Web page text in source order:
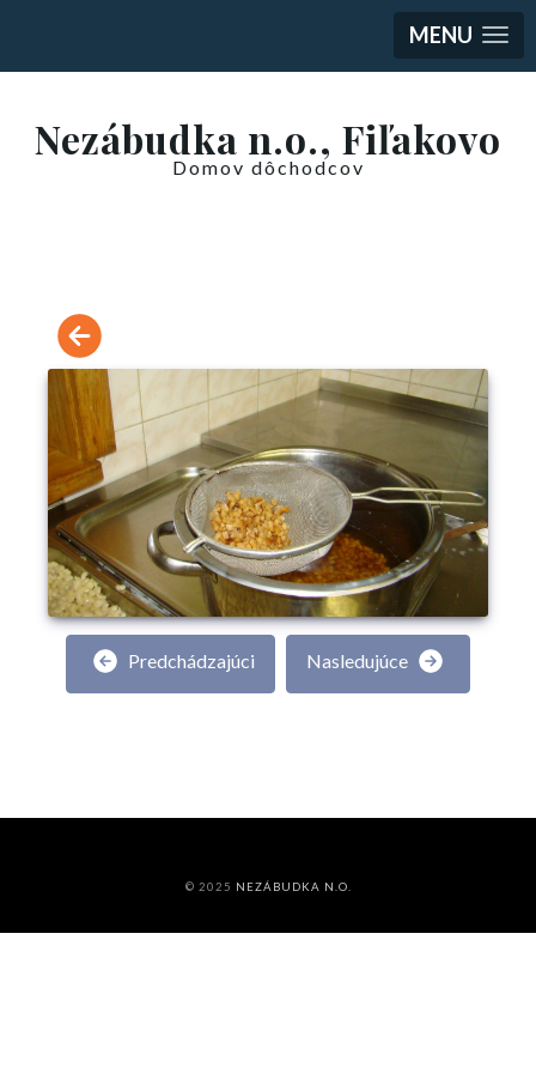
MENU
Nezábudka n.o., Fiľakovo
Domov dôchodcov
Predchádzajúci Nasledujúce
© 2025 NEZÁBUDKA N.O.